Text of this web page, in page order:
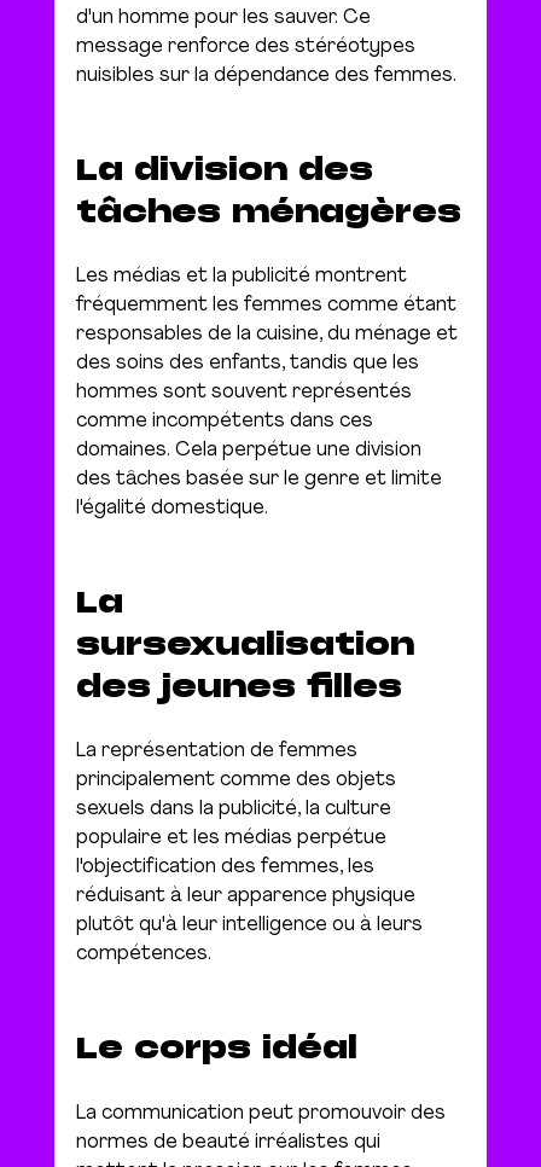
d'un homme pour les sauver. Ce
message renforce des stéréotypes
nuisibles sur la dépendance des femmes.
La division des
tâches ménagères
Les médias et la publicité montrent
fréquemment les femmes comme étant
responsables de la cuisine, du ménage et
des soins des enfants, tandis que les
hommes sont souvent représentés
comme incompétents dans ces
domaines. Cela perpétue une division
des tâches basée sur le genre et limite
l'égalité domestique.
La
sursexualisation
des jeunes filles
La représentation de femmes
principalement comme des objets
sexuels dans la publicité, la culture
populaire et les médias perpétue
l'objectification des femmes, les
réduisant à leur apparence physique
plutôt qu'à leur intelligence ou à leurs
compétences.
Le corps idéal
La communication peut promouvoir des
normes de beauté irréalistes qui